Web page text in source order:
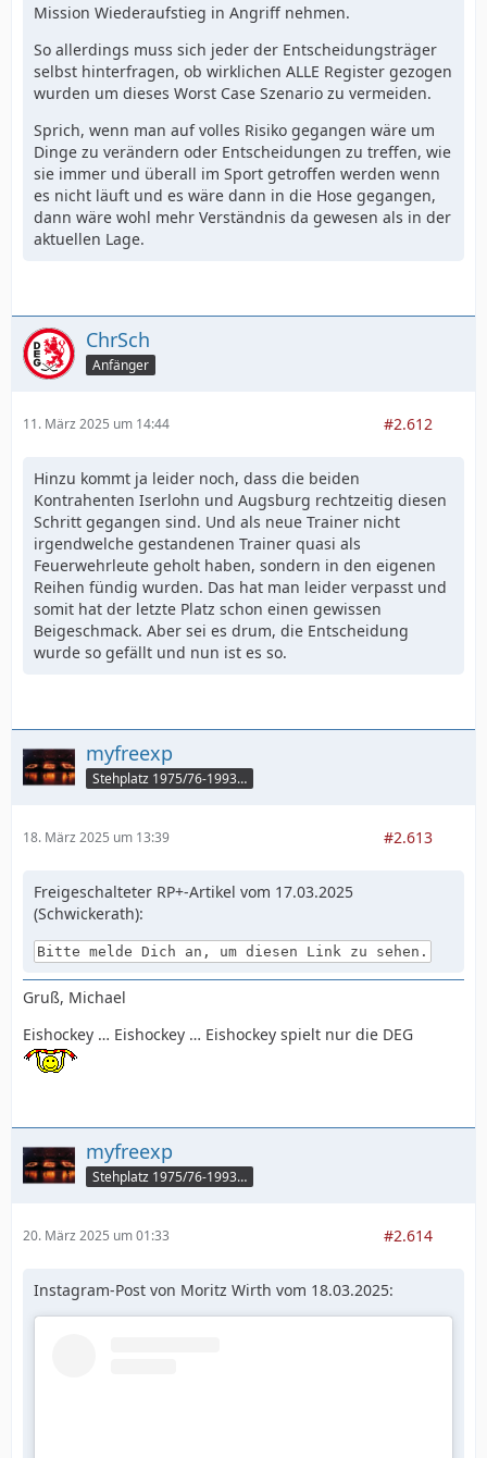
Mission Wiederaufstieg in Angriff nehmen.
So allerdings muss sich jeder der Entscheidungsträger
selbst hinterfragen, ob wirklichen ALLE Register gezogen
wurden um dieses Worst Case Szenario zu vermeiden.
Sprich, wenn man auf volles Risiko gegangen wäre um
Dinge zu verändern oder Entscheidungen zu treffen, wie
sie immer und überall im Sport getroffen werden wenn
es nicht läuft und es wäre dann in die Hose gegangen,
dann wäre wohl mehr Verständnis da gewesen als in der
aktuellen Lage.
ChrSch
Anfänger
11. März 2025 um 14:44 #2.612
Hinzu kommt ja leider noch, dass die beiden
Kontrahenten Iserlohn und Augsburg rechtzeitig diesen
Schritt gegangen sind. Und als neue Trainer nicht
irgendwelche gestandenen Trainer quasi als
Feuerwehrleute geholt haben, sondern in den eigenen
Reihen fündig wurden. Das hat man leider verpasst und
somit hat der letzte Platz schon einen gewissen
Beigeschmack. Aber sei es drum, die Entscheidung
wurde so gefällt und nun ist es so.
myfreexp
Stehplatz 1975/76-1993/94
18. März 2025 um 13:39 #2.613
Freigeschalteter RP+-Artikel vom 17.03.2025
(Schwickerath):
Bitte melde Dich an, um diesen Link zu sehen.
Gruß, Michael
Eishockey … Eishockey … Eishockey spielt nur die DEG
myfreexp
Stehplatz 1975/76-1993/94
20. März 2025 um 01:33 #2.614
Instagram-Post von Moritz Wirth vom 18.03.2025: